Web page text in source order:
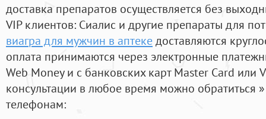
доставка препаратов осуществляется без
VIP клиентов: Сиалис и другие препараты для
виагра для мужчин в аптекедоставляются
оплата принимаются через электронные
Web Money и с банковских карт Master Card или
консультации в любое время можно обратиться
телефонам: